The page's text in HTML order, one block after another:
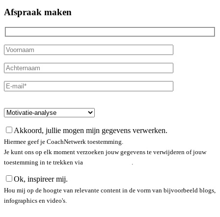
Afspraak maken
Akkoord, jullie mogen mijn gegevens verwerken.
Hiermee geef je CoachNetwerk toestemming.
Je kunt ons op elk moment verzoeken jouw gegevens te verwijderen of jouw
toestemming in te trekken via
.
Ok, inspireer mij.
Hou mij op de hoogte van relevante content in de vorm van bijvoorbeeld blogs,
infographics en video's.